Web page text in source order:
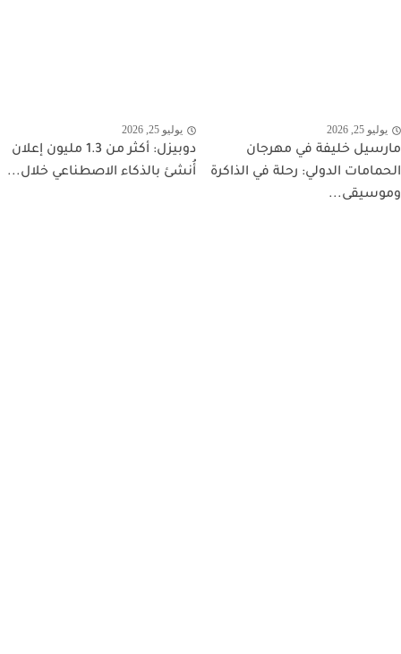
يوليو 25, 2026
مارسيل خليفة في مهرجان
الحمامات الدولي: رحلة في الذاكرة
وموسيقى...
يوليو 25, 2026
دوبيزل: أكثر من 1.3 مليون إعلان
أُنشئ بالذكاء الاصطناعي خلال...